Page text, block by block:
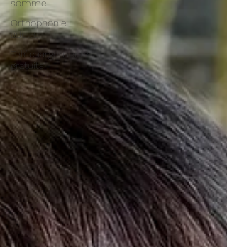
sommeil
Orthophonie
adulte
Téléchargements
gratuits